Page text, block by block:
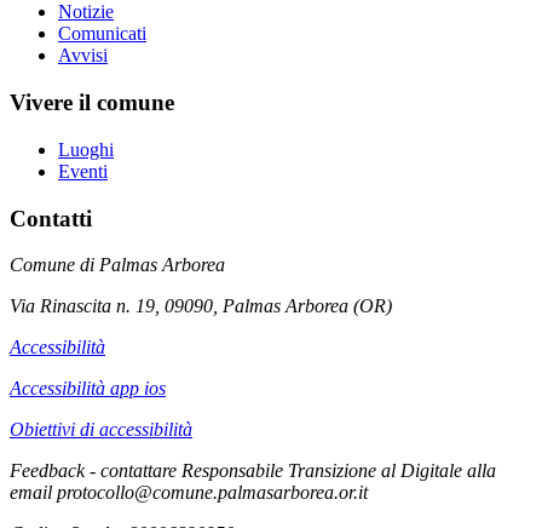
Notizie
Comunicati
Avvisi
Vivere il comune
Luoghi
Eventi
Contatti
Comune di Palmas Arborea
Via Rinascita n. 19, 09090, Palmas Arborea (OR)
Accessibilità
Accessibilità app ios
Obiettivi di accessibilità
Feedback - contattare Responsabile Transizione al Digitale alla
email protocollo@comune.palmasarborea.or.it